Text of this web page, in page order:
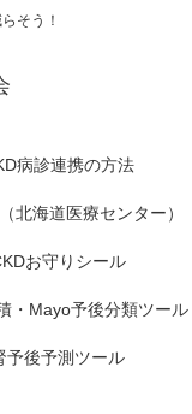
そう！
病診連携の方法
北海道医療センター）
お守りシール
・Mayo予後分類ツール
予後予測ツール